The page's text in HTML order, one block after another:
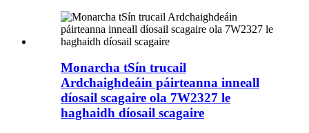
Monarcha tSín trucail
Ardchaighdeáin páirteanna inneall
díosail scagaire ola 7W2327 le
haghaidh díosail scagaire